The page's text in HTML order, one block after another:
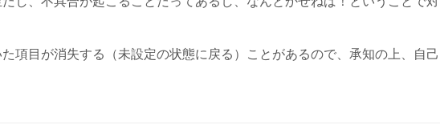
項目が消失する（未設定の状態に戻る）ことがあるので、承知の上、自己